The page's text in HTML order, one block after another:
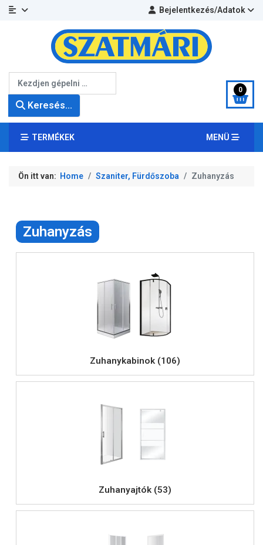
Bejelentkezés/Adatok
Keresés...
0
TERMÉKEK MENÜ
Ön itt van: Home Szaniter, Fürdőszoba Zuhanyzás
Zuhanyzás
Zuhanykabinok (106)
Zuhanyajtók (53)